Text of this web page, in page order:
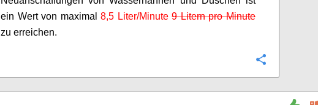
ein Wert von maximal8,5 Liter/Minute 9 Litern pro Minute
zu erreichen.